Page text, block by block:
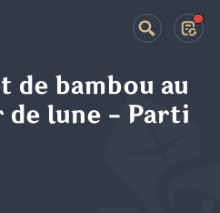
de bambou au
de lune - Parti